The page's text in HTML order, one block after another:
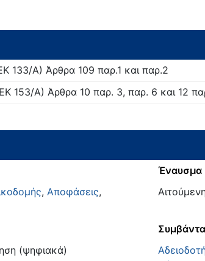
133/Α) Άρθρα 109 παρ.1 και παρ.2
153/Α) Άρθρα 10 παρ. 3, παρ. 6 και 12
, Αποφάσεις,
Έναυσμα
(ψηφιακά)